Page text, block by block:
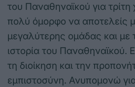
του Παναθηναϊκού για τρίτη
πολύ όμορφο να αποτελείς
μεγαλύτερης ομάδας και με
ιστορία του Παναθηναϊκού.
τη διοίκηση και την
εμπιστοσύνη. Ανυπομονώ